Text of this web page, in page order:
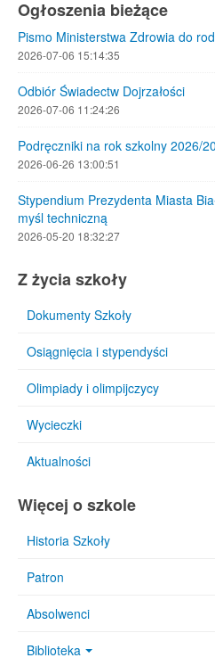
Ogłoszenia bieżące
Pismo Ministerstwa Zdrowia do
2026-07-06 15:14:35
Odbiór Świadectw Dojrzałości
2026-07-06 11:24:26
Podręczniki na rok szkolny 2026/
2026-06-26 13:00:51
Stypendium Prezydenta Miasta
myśl techniczną
2026-05-20 18:32:27
Z życia szkoły
Dokumenty Szkoły
Osiągnięcia i stypendyści
Olimpiady i olimpijczycy
Wycieczki
Aktualności
Więcej o szkole
Historia Szkoły
Patron
Absolwenci
Biblioteka